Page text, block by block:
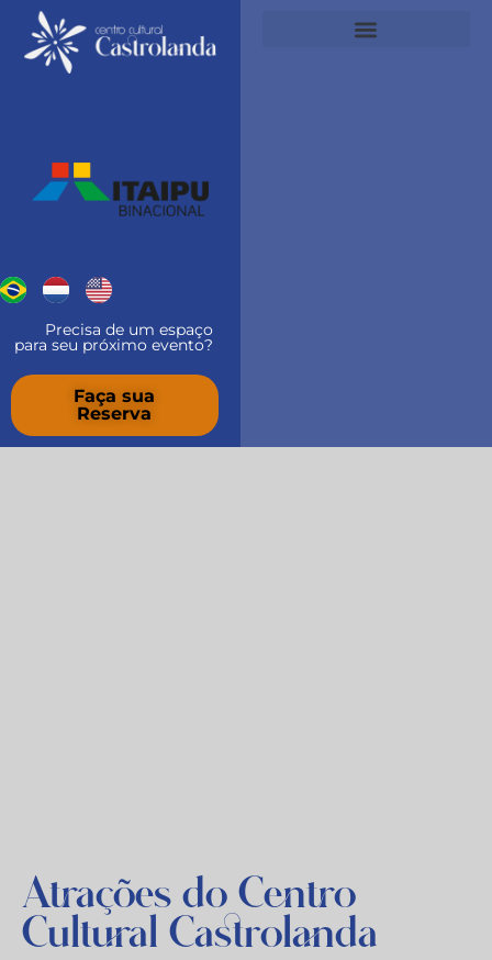
conteúdo
Precisa de um espaço
para seu próximo evento?
Faça sua
Reserva
Atrações do Centro
Cultural Castrolanda